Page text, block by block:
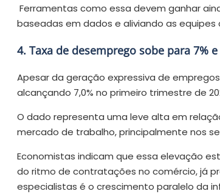
Ferramentas como essa devem ganhar
baseadas em dados e aliviando as
4. Taxa de desemprego sobe para 7%
Apesar da geração expressiva de
alcançando 7,0% no primeiro trimestre de
O dado representa uma leve alta em
mercado de trabalho, principalmente nos
Economistas indicam que essa elevação
do ritmo de contratações no comércio, já
especialistas é o crescimento paralelo da